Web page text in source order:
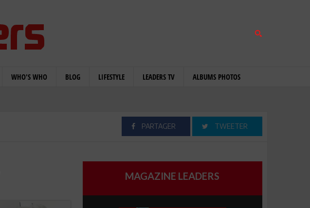
WHO'S WHO BLOG LIFESTYLE LEADERS TV ALBUMS PHOTOS
PARTAGER TWEETER
MAGAZINE LEADERS